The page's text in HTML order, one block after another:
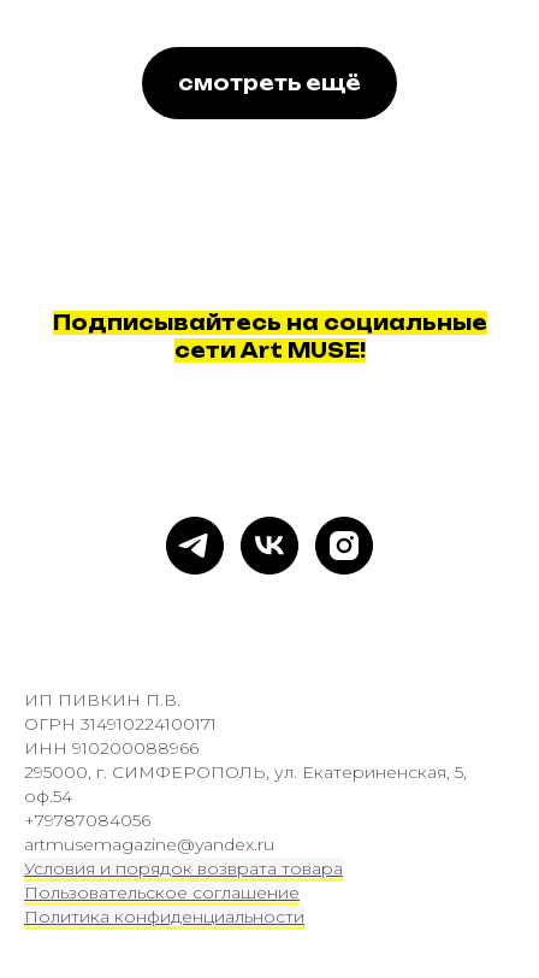
смотреть ещё
Подписывайтесь на социальные
сети Art MUSE!
ИП ПИВКИН П.В.
ОГРН 314910224100171
ИНН 910200088966
295000, г. СИМФЕРОПОЛЬ, ул. Екатериненская, 5,
оф.54
+79787084056
artmusemagazine@yandex.ru
Условия и порядок возврата товара
Пользовательское соглашение
Политика конфиденциальности